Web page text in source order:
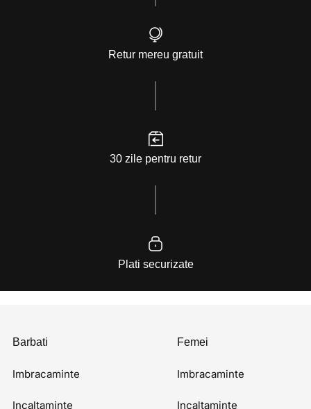
Retur mereu gratuit
30 zile pentru retur
Plati securizate
Barbati
Imbracaminte
Incaltaminte
Femei
Imbracaminte
Incaltaminte